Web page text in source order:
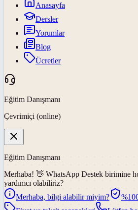
Anasayfa
Dersler
Yorumlar
Blog
Ücretler
Eğitim Danışmanı
Çevrimiçi (online)
Eğitim Danışmanı
Merhaba! 👋 WhatsApp Destek birimine
yardımcı olabiliriz?
Merhaba, bilgi alabilir miyim?